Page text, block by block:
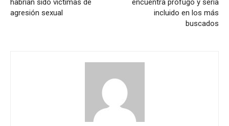
habrían sido victimas de
agresión sexual
encuentra prófugo y sería
incluido en los más
buscados